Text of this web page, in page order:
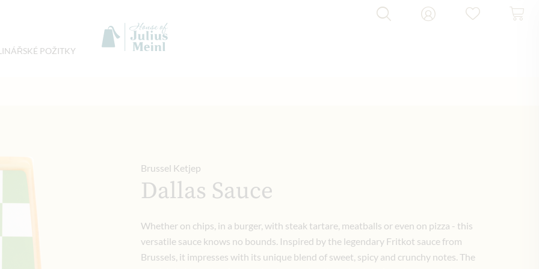
POŽITKY
Brussel Ketjep
Dallas Sauce
Whether on chips, in a burger, with steak tartare, meatballs or even on pizza - this
versatile sauce knows no bounds. Inspired by the legendary Fritkot sauce from
Brussels, it impresses with its unique blend of sweet, spicy and crunchy notes. The